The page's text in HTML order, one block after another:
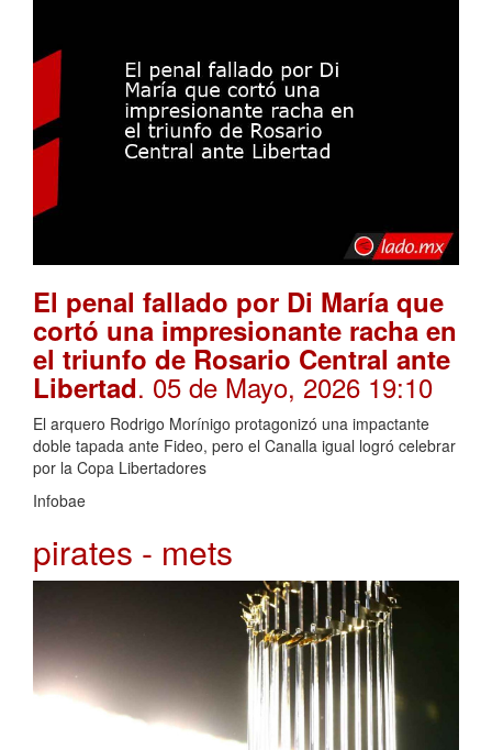
El penal fallado por Di María que
cortó una impresionante racha en
el triunfo de Rosario Central ante
Libertad. 05 de Mayo, 2026 19:10
El arquero Rodrigo Morínigo protagonizó una impactante
doble tapada ante Fideo, pero el Canalla igual logró celebrar
por la Copa Libertadores
Infobae
pirates - mets